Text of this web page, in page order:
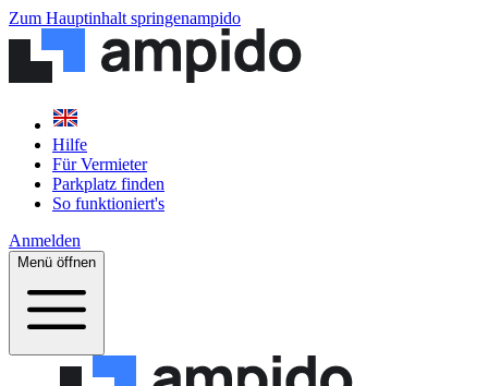
Zum Hauptinhalt springenampido
Hilfe
Für Vermieter
Parkplatz finden
So funktioniert's
Anmelden
Menü öffnen